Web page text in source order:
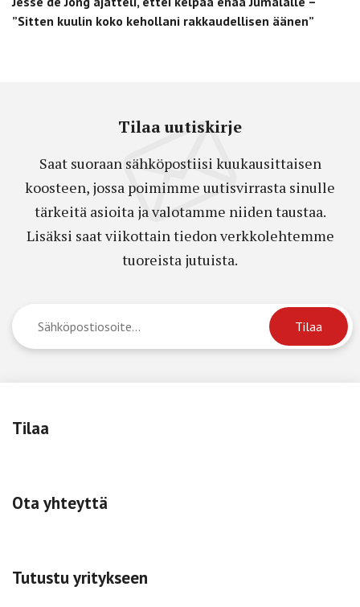
”Sitten kuulin koko kehollani rakkaudellisen äänen”
Tilaa uutiskirje
Saat suoraan sähköpostiisi kuukausittaisen
koosteen, jossa poimimme uutisvirrasta sinulle
tärkeitä asioita ja valotamme niiden taustaa.
Lisäksi saat viikottain tiedon verkkolehtemme
tuoreista jutuista.
Tilaa
Ota yhteyttä
Tutustu yritykseen